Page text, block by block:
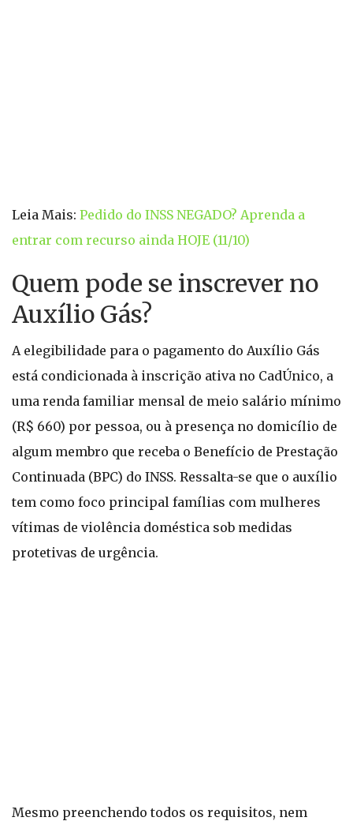
Leia Mais: Pedido do INSS NEGADO? Aprenda a
entrar com recurso ainda HOJE (11/10)
Quem pode se inscrever no
Auxílio Gás?
A elegibilidade para o pagamento do Auxílio Gás
está condicionada à inscrição ativa no CadÚnico, a
uma renda familiar mensal de meio salário mínimo
(R$ 660) por pessoa, ou à presença no domicílio de
algum membro que receba o Benefício de Prestação
Continuada (BPC) do INSS. Ressalta-se que o auxílio
tem como foco principal famílias com mulheres
vítimas de violência doméstica sob medidas
protetivas de urgência.
Mesmo preenchendo todos os requisitos, nem